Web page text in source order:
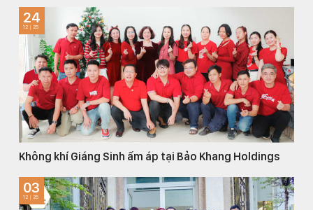
Không khí Giáng Sinh ấm áp tại Bảo Khang Holdings
24
12 | 25
03
12 | 25